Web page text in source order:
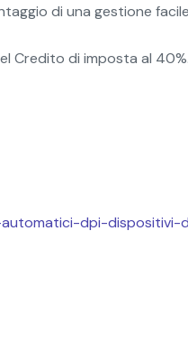
di una gestione
Credito di imposta al 40%.
automatici-dpi-dispositivi-